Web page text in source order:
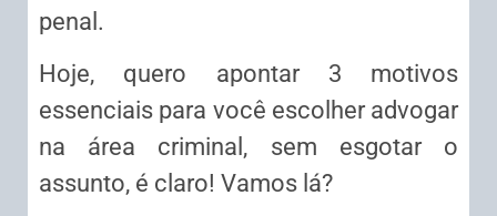
penal.
Hoje, quero apontar 3 motivos
essenciais para você escolher advogar
na área criminal, sem esgotar o
assunto, é claro! Vamos lá?